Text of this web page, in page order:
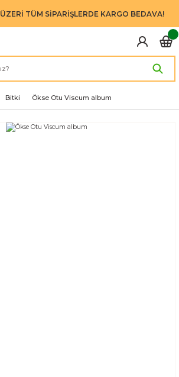
TÜM SİPARİŞLERDE KARGO BEDAVA!
Bitki Ökse Otu Viscum album